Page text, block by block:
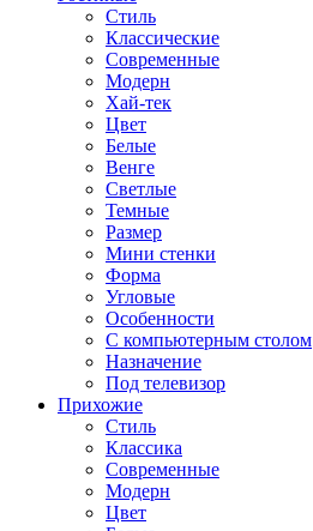
Стиль
Классические
Современные
Модерн
Хай-тек
Цвет
Белые
Венге
Светлые
Темные
Размер
Мини стенки
Форма
Угловые
Особенности
С компьютерным столом
Назначение
Под телевизор
Прихожие
Стиль
Классика
Современные
Модерн
Цвет